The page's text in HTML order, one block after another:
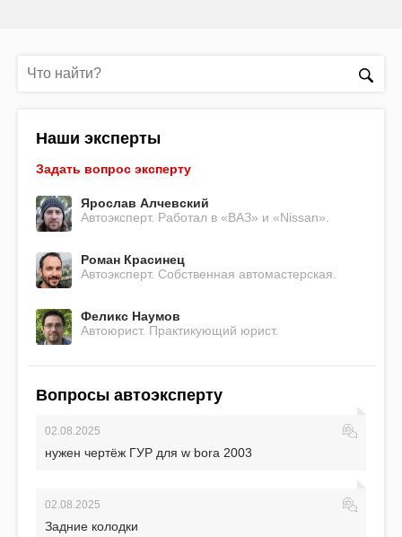
Наши эксперты
Задать вопрос эксперту
Ярослав Алчевский
Автоэксперт. Работал в «ВАЗ» и «Nissan».
Роман Красинец
Автоэксперт. Собственная автомастерская.
Феликс Наумов
Автоюрист. Практикующий юрист.
Вопросы автоэксперту
02.08.2025
нужен чертёж ГУР для w bora 2003
02.08.2025
Задние колодки